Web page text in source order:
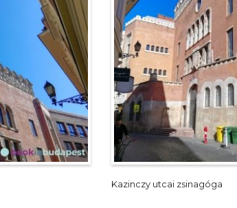
Kazinczy utcai zsinagóga